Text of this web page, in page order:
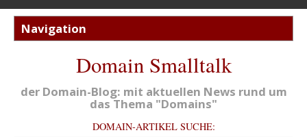
Domain Smalltalk
der Domain-Blog: mit aktuellen News rund um
das Thema "Domains"
DOMAIN-ARTIKEL SUCHE: